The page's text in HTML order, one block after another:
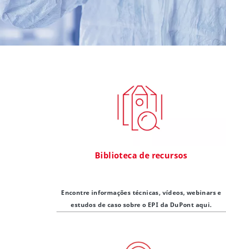
Biblioteca de recursos
Encontre informações técnicas, vídeos, webinars e
estudos de caso sobre o EPI da DuPont aqui.